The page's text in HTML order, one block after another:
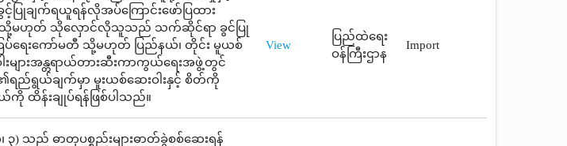
ြုချက်ရယူရန်လိုအပ်ကြောင်းဖော်ပြထား
သို့မဟုတ် သိုလှောင်လိုသူသည် သက်ဆိုင်ရာ ခွင်ပြု
ြပ်ရေးကော်မတီ သို့မဟုတ် ပြည်နယ်၊ တိုင်း မူယစ်
းများအန္တရာယ်တားဆီးကာကွယ်ရေးအဖွဲ့တွင်
ည်ရွယ်ချက်မှာ မူးယစ်ဆေးဝါးနှင့် စိတ်ကို
ယ်ကို ထိန်းချုပ်ရန်ဖြစ်ပါသည်။
View
ပြည်ထဲရေး
ဝန်ကြီးဌာန
Import
) သည် ဓာတုပစ္စည်းများဓာတ်ခွဲစစ်ဆေးရန်